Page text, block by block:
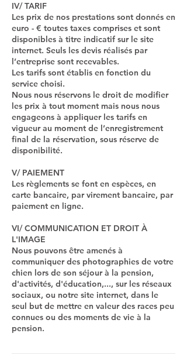
IV/ TARIF
Les prix de nos prestations sont donnés en
euro - € toutes taxes comprises et sont
disponibles à titre indicatif sur le site
internet. Seuls les devis réalisés par
l’entreprise sont recevables.
Les tarifs sont établis en fonction du
service choisi.
Nous nous réservons le droit de modifier
les prix à tout moment mais nous nous
engageons à appliquer les tarifs en
vigueur au moment de l’enregistrement
final de la réservation, sous réserve de
disponibilité.
V/ PAIEMENT
Les règlements se font en espèces, en
carte bancaire, par virement bancaire, par
paiement en ligne.
VI/ COMMUNICATION ET DROIT À
L'IMAGE
Nous pouvons être amenés à
communiquer des photographies de votre
chien lors de son séjour à la pension,
d'activités, d'éducation,..., sur les réseaux
sociaux, ou notre site internet, dans le
seul but de mettre en valeur des races peu
connues ou des moments de vie à la
pension.